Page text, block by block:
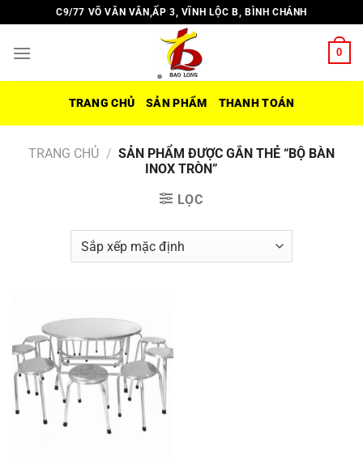
đến
nội
C9/77 VÕ VĂN VÂN,ẤP 3, VĨNH LỘC B, BÌNH CHÁNH
0
TRANG CHỦ SẢN PHẨM THANH TOÁN
TRANG CHỦ / SẢN PHẨM ĐƯỢC GẮN THẺ “BỘ BÀN
INOX TRÒN”
LỌC